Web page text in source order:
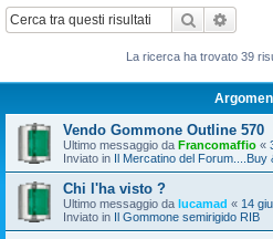
Cerca
La ricerca ha trovato 39
Vendo Gommone Outline 570
Ultimo messaggio da Francomaffio «
Inviato in Il Mercatino del Forum....Buy
Chi l'ha visto ?
Ultimo messaggio da lucamad « 14
Inviato in Il Gommone semirigido RIB